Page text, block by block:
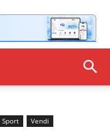
Sport Vendi